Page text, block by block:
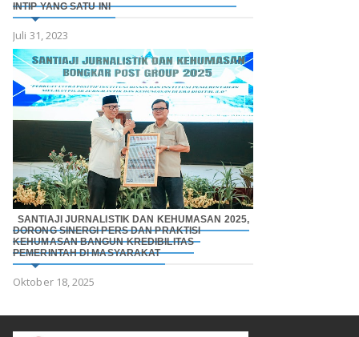
INTIP YANG SATU INI
Juli 31, 2023
SANTIAJI JURNALISTIK DAN KEHUMASAN 2025,
DORONG SINERGI PERS DAN PRAKTISI
KEHUMASAN BANGUN KREDIBILITAS
PEMERINTAH DI MASYARAKAT
Oktober 18, 2025